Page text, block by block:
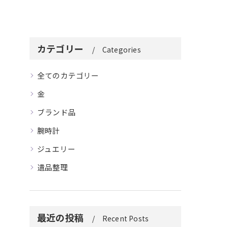
カテゴリー Categories
全てのカテゴリー
金
ブランド品
腕時計
ジュエリー
遺品整理
最近の投稿 Recent Posts